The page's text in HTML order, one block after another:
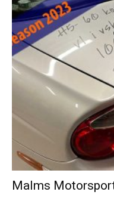
Malms